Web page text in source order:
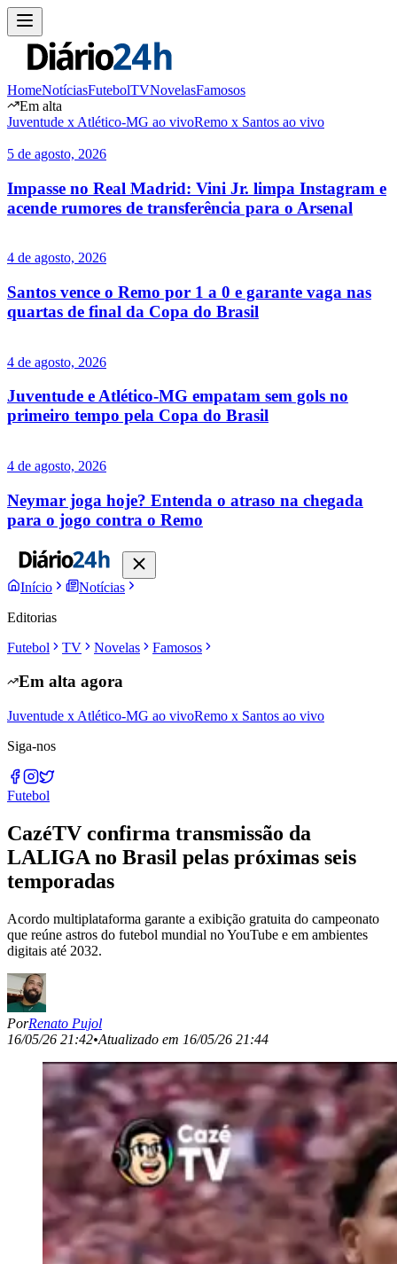
HomeNotíciasFutebolTVNovelasFamosos
Em alta
Juventude x Atlético-MG ao vivoRemo x Santos ao vivo
5 de agosto, 2026
Impasse no Real Madrid: Vini Jr. limpa Instagram e
acende rumores de transferência para o Arsenal
4 de agosto, 2026
Santos vence o Remo por 1 a 0 e garante vaga nas
quartas de final da Copa do Brasil
4 de agosto, 2026
Juventude e Atlético-MG empatam sem gols no
primeiro tempo pela Copa do Brasil
4 de agosto, 2026
Neymar joga hoje? Entenda o atraso na chegada
para o jogo contra o Remo
Início
Notícias
Editorias
Futebol
TV Novelas Famosos
Em alta agora
Juventude x Atlético-MG ao vivoRemo x Santos ao vivo
Siga-nos
Futebol
CazéTV confirma transmissão da
LALIGA no Brasil pelas próximas seis
temporadas
Acordo multiplataforma garante a exibição gratuita do campeonato
que reúne astros do futebol mundial no YouTube e em ambientes
digitais até 2032.
PorRenato Pujol
16/05/26 21:42•Atualizado em 16/05/26 21:44